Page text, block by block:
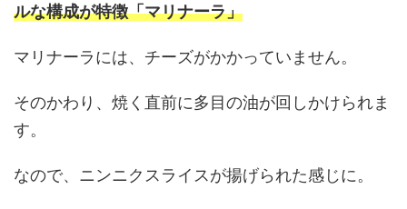
ルな構成が特徴「マリナーラ」
マリナーラには、チーズがかかっていません。
そのかわり、焼く直前に多目の油が回しかけられま
す。
なので、ニンニクスライスが揚げられた感じに。